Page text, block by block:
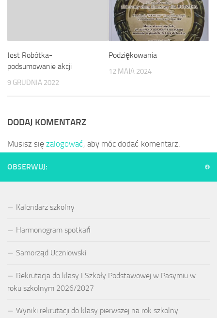
Jest Robótka-
podsumowanie akcji
9 GRUDNIA 2022
Podziękowania
12 MAJA 2024
DODAJ KOMENTARZ
Musisz się zalogować, aby móc dodać komentarz.
OBSERWUJ:
Kalendarz szkolny
Harmonogram spotkań
Samorząd Uczniowski
Rekrutacja do klasy I Szkoły Podstawowej w Pasymiu w
roku szkolnym 2026/2027
Wyniki rekrutacji do klasy pierwszej na rok szkolny